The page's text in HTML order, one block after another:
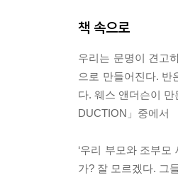
책 속으로
우리는 문명이 견고
으로 만들어진다. 반
다. 웨스 앤더슨이
DUCTION」중에서
‘우리 부모와 조부
가? 잘 모르겠다. 그